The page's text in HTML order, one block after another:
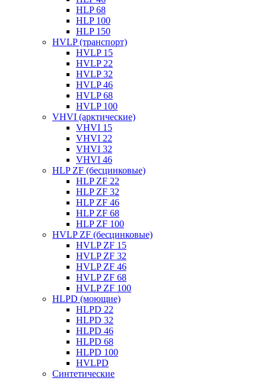
HLP 68
HLP 100
HLP 150
HVLP (транспорт)
HVLP 15
HVLP 22
HVLP 32
HVLP 46
HVLP 68
HVLP 100
VHVI (арктические)
VHVI 15
VHVI 22
VHVI 32
VHVI 46
HLP ZF (бесцинковые)
HLP ZF 22
HLP ZF 32
HLP ZF 46
HLP ZF 68
HLP ZF 100
HVLP ZF (бесцинковые)
HVLP ZF 15
HVLP ZF 32
HVLP ZF 46
HVLP ZF 68
HVLP ZF 100
HLPD (моющие)
HLPD 22
HLPD 32
HLPD 46
HLPD 68
HLPD 100
HVLPD
Синтетические